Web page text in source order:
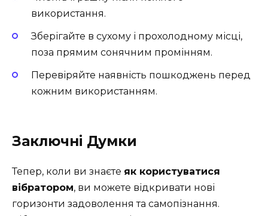
використання.
Зберігайте в сухому і прохолодному місці,
поза прямим сонячним промінням.
Перевіряйте наявність пошкоджень перед
кожним використанням.
Заключні Думки
Тепер, коли ви знаєте як користуватися
вібратором, ви можете відкривати нові
горизонти задоволення та самопізнання.